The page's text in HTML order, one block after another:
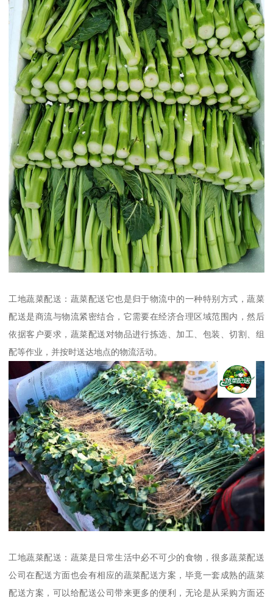
工地蔬菜配送：蔬菜配送它也是归于物流中的一种特别方式，蔬菜
配送是商流与物流紧密结合，它需要在经济合理区域范围内，然后
依据客户要求，蔬菜配送对物品进行拣选、加工、包装、切割、组
配等作业，并按时送达地点的物流活动。
工地蔬菜配送：蔬菜是日常生活中必不可少的食物，很多蔬菜配送
公司在配送方面也会有相应的蔬菜配送方案，毕竟一套成熟的蔬菜
配送方案，可以给配送公司带来更多的便利，无论是从采购方面还